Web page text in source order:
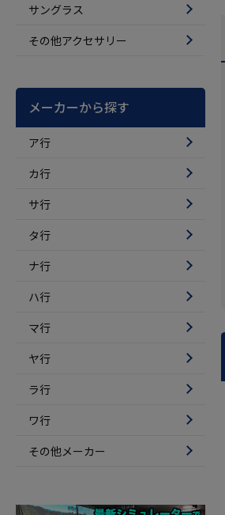
サングラス
その他アクセサリー
メーカーから探す
ア行
カ行
サ行
タ行
ナ行
ハ行
マ行
ヤ行
ラ行
ワ行
その他メーカー